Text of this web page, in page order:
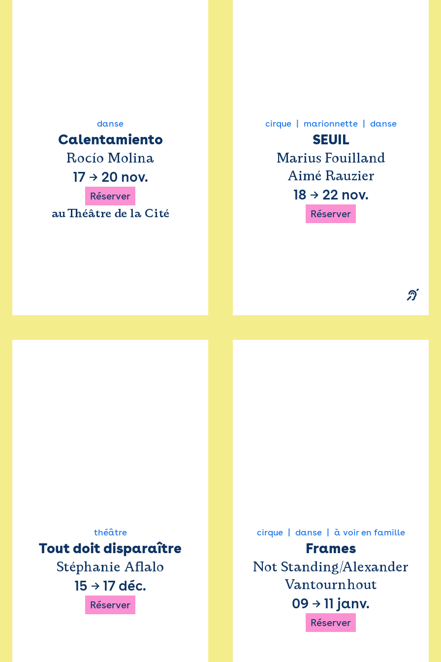
danse
Calentamiento
Rocío Molina
17 → 20 nov.
Réserver
au Théâtre de la Cité
cirque marionnette danse
SEUIL
Marius Fouilland
Aimé Rauzier
18 → 22 nov.
Réserver
théâtre
Tout doit disparaître
Stéphanie Aflalo
15 → 17 déc.
Réserver
cirque danse à voir en famille
Frames
Not Standing/Alexander
Vantournhout
09 → 11 janv.
Réserver